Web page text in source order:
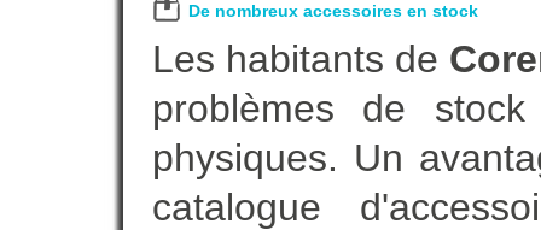
De nombreux accessoires en stock
Les habitants de
problèmes de
physiques. Un
catalogue